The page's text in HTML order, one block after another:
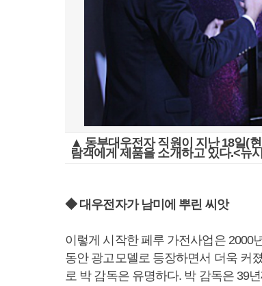
▲ 동부대우전자 직원이 지난 18일(
람객에게 제품을 소개하고 있다.<뉴
◆ 대우전자가 남미에 뿌린 씨앗
이렇게 시작한 페루 가전사업은 2000
동안 광고모델로 등장하면서 더욱 커
로 박 감독은 유명하다. 박 감독은 39